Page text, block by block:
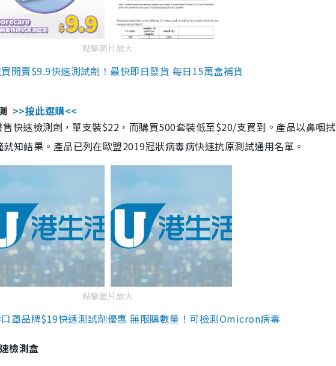
點擊圖片放大
開賣$9.9快速測試劑！最快即日發貨 每日15萬盒補貨
>>按此選購<<
快速檢測劑，單支裝$22，而購買500套裝低至$20/支買到。產品以鼻咽
知結果。產品已列在歐盟2019冠狀病毒病快速抗原測試通用名單。
點擊圖片放大
罩品牌$19快速測試劑優惠 無限購數量！可檢測Omicron病毒
檢測盒